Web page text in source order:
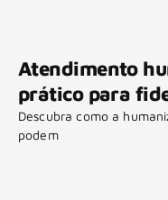
Atendimento
prático para
Descubra como a
podem